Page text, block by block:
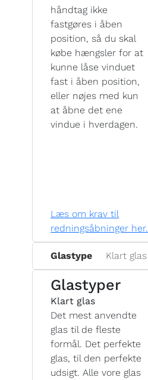
håndtag ikke
fastgøres i åben
position, så du skal
købe hængsler for at
kunne låse vinduet
fast i åben position,
eller nøjes med kun
at åbne det ene
vindue i hverdagen.
Læs om krav til
redningsåbninger her.
Glastype Klart glas
Glastyper
Klart glas
Det mest anvendte
glas til de fleste
formål. Det perfekte
glas, til den perfekte
udsigt. Alle vore glas